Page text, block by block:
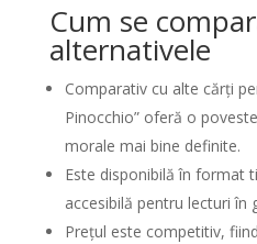
Cum se
alternativele
Comparativ cu alte cărți
Pinocchio” oferă o
morale mai bine definite.
Este disponibilă în format
accesibilă pentru lecturi în
Prețul este competitiv,